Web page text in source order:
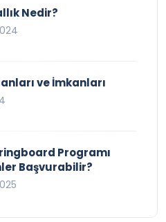
Nedir?
ve İmkanları
Programı
Başvurabilir?